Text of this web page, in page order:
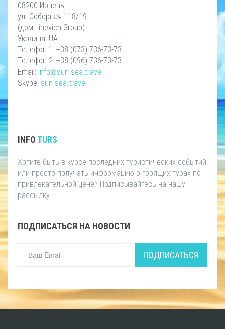
08200 Ирпень
ул. Соборная 118/19
(дом Linevich Group)
Украина, UA
Телефон 1: +38 (073) 736-73-73
Телефон 2: +38 (096) 736-73-73
Email: info@sun-sea.travel
Skype: sun-sea.travel
INFO TURS
Хотите быть в курсе последних туристических событий
или просто получать информацию о горящих турах по
привлекательной цене? Подписывайтесь на нашу
рассылку.
ПОДПИСАТЬСЯ НА НОВОСТИ
ПОДПИСАТЬСЯ